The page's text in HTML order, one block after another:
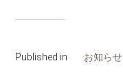
Published in お知らせ